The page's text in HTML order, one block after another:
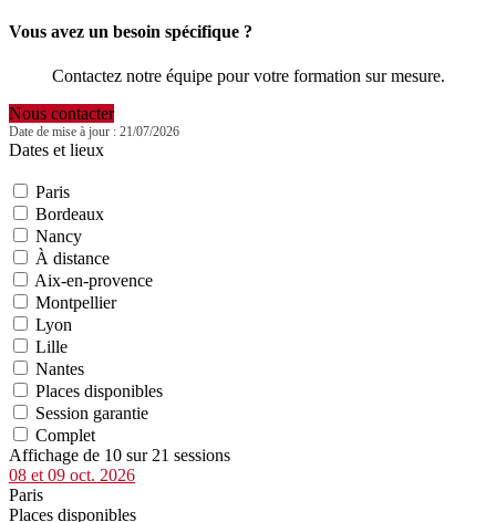
Vous avez un besoin spécifique ?
Contactez notre équipe pour votre formation sur mesure.
Nous contacter
Date de mise à jour : 21/07/2026
Dates et lieux
Paris
Bordeaux
Nancy
À distance
Aix-en-provence
Montpellier
Lyon
Lille
Nantes
Places disponibles
Session garantie
Complet
Affichage de 10 sur 21 sessions
08 et 09 oct. 2026
Paris
Places disponibles